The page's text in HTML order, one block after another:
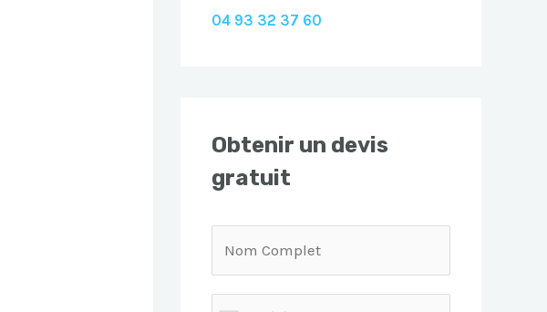
04 93 32 37 60
Obtenir un devis
gratuit